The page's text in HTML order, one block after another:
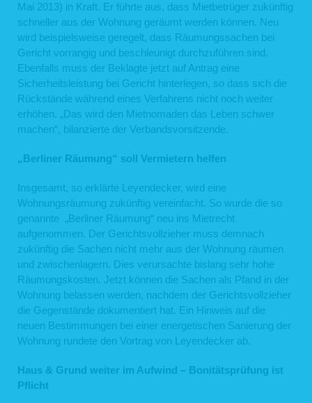
Mai 2013) in Kraft. Er führte aus, dass Mietbetrüger zukünftig
schneller aus der Wohnung geräumt werden können. Neu
wird beispielsweise geregelt, dass Räumungssachen bei
Gericht vorrangig und beschleunigt durchzuführen sind.
Ebenfalls muss der Beklagte jetzt auf Antrag eine
Sicherheitsleistung bei Gericht hinterlegen, so dass sich die
Rückstände während eines Verfahrens nicht noch weiter
erhöhen. „Das wird den Mietnomaden das Leben schwer
machen“, bilanzierte der Verbandsvorsitzende.
„Berliner Räumung“ soll Vermietern helfen
Insgesamt, so erklärte Leyendecker, wird eine
Wohnungsräumung zukünftig vereinfacht. So wurde die so
genannte „Berliner Räumung“ neu ins Mietrecht
aufgenommen. Der Gerichtsvollzieher muss demnach
zukünftig die Sachen nicht mehr aus der Wohnung räumen
und zwischenlagern. Dies verursachte bislang sehr hohe
Räumungskosten. Jetzt können die Sachen als Pfand in der
Wohnung belassen werden, nachdem der Gerichtsvollzieher
die Gegenstände dokumentiert hat. Ein Hinweis auf die
neuen Bestimmungen bei einer energetischen Sanierung der
Wohnung rundete den Vortrag von Leyendecker ab.
Haus & Grund weiter im Aufwind – Bonitätsprüfung ist
Pflicht